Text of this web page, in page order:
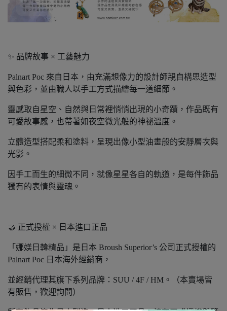
✨ 品牌故事 × 工藝魅力
Palnart Poc 來自日本，由充滿想像力的設計師親自構思造型
與色彩，並由職人以手工方式描繪每一道細節。
靈感取自星空、自然與日常裡悄悄出現的小奇蹟，作品既有
可愛故事感，也帶著如夜空微光般的神祕溫度。
立體造型搭配柔和塗料，呈現出像小型油畫般的安靜層次與
光影。
因手工而生的細微不同，就像星星各自的軌道，是每件飾品
獨有的表情與靈魂。
🤝 正式授權 × 日本進口正品
「娜媄日韓精品」是日本 Broush Superior’s 公司正式授權的
Palnart Poc 日本海外經銷商，
並經銷代理其旗下系列品牌：SUU / 4F / HM。（本賣場皆
有販售，歡迎詢問）